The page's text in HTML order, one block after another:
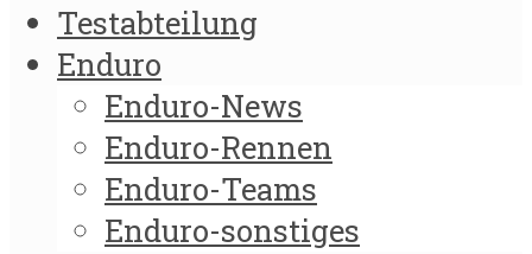
Testabteilung
Enduro
Enduro-News
Enduro-Rennen
Enduro-Teams
Enduro-sonstiges